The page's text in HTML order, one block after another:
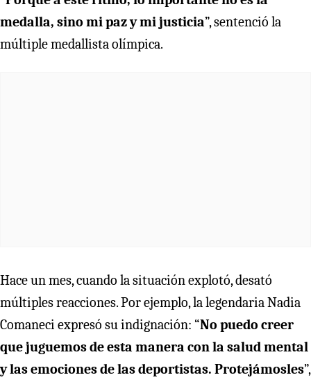
medalla, sino mi paz y mi justicia”, sentenció la
múltiple medallista olímpica.
Hace un mes, cuando la situación explotó, desató
múltiples reacciones. Por ejemplo, la legendaria Nadia
Comaneci expresó su indignación: “No puedo creer
que juguemos de esta manera con la salud mental
y las emociones de las deportistas. Protejámosles”,